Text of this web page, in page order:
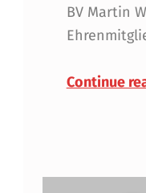
BV Martin
Continue